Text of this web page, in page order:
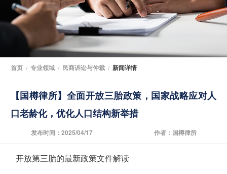
首页 / 专业领域 / 民商诉讼与仲裁 / 新闻详情
【国樽律所】全面开放三胎政策，国家战略应对人
口老龄化，优化人口结构新举措
发布时间：2025/04/17 作者：国樽律所
开放第三胎的最新政策文件解读